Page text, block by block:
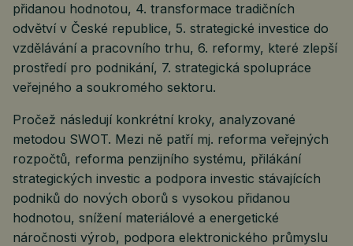
přidanou hodnotou, 4. transformace tradičních
odvětví v České republice, 5. strategické investice do
vzdělávání a pracovního trhu, 6. reformy, které zlepší
prostředí pro podnikání, 7. strategická spolupráce
veřejného a soukromého sektoru.
Pročež následují konkrétní kroky, analyzované
metodou SWOT. Mezi ně patří mj. reforma veřejných
rozpočtů, reforma penzijního systému, přilákání
strategických investic a podpora investic stávajících
podniků do nových oborů s vysokou přidanou
hodnotou, snížení materiálové a energetické
náročnosti výrob, podpora elektronického průmyslu